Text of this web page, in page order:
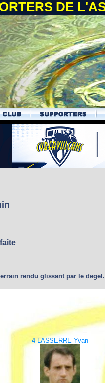
DE
rendu glissant par le degel.
4-LASSERRE Yvan